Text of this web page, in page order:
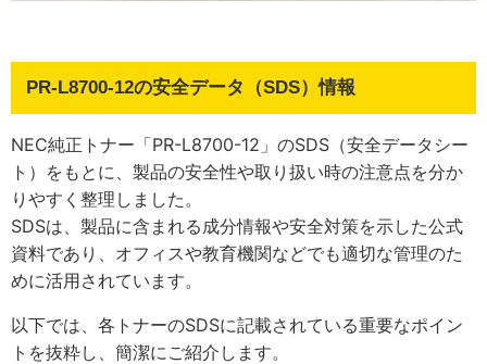
PR-L8700-12の安全データ（SDS）情報
NEC純正トナー「PR-L8700-12」のSDS（安全データシー
ト）をもとに、製品の安全性や取り扱い時の注意点を分か
りやすく整理しました。
SDSは、製品に含まれる成分情報や安全対策を示した公式
資料であり、オフィスや教育機関などでも適切な管理のた
めに活用されています。
以下では、各トナーのSDSに記載されている重要なポイン
トを抜粋し、簡潔にご紹介します。